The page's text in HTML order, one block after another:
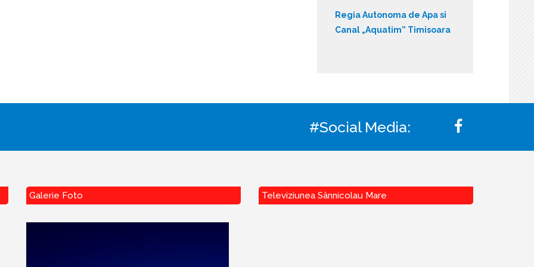
Regia Autonoma de Apa si
Canal „Aquatim” Timisoara
#Social Media:
Galerie Foto Televiziunea Sânnicolau Mare